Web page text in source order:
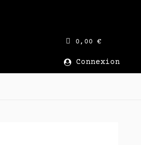
0,00 €
Connexion